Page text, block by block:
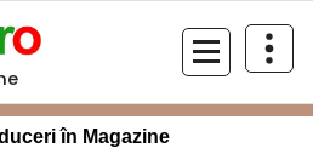
în Magazine